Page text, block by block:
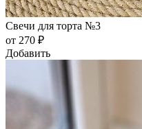
Свечи для торта №3
от 270 ₽
Добавить